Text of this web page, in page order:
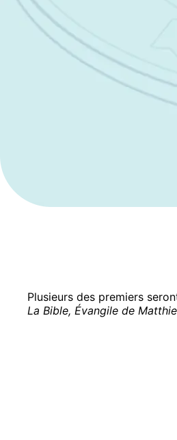
Plusieurs des premiers
La Bible, Évangile de